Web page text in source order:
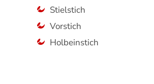
Stielstich
Vorstich
Holbeinstich